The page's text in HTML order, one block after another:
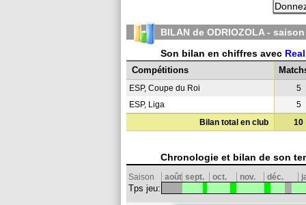
BILAN de ODRIOZOLA - saison
Son bilan en chiffres avec
Compétitions
ESP, Coupe du Roi 5
ESP, Liga
5
Bilan total en club
10
Chronologie et bilan de son
Saison août sept. oct. nov. déc.
Tps jeu: